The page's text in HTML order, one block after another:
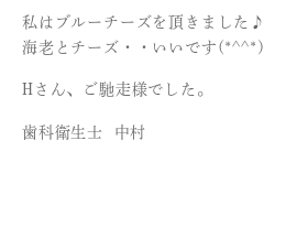
私はブルーチーズを頂きました♪
海老とチーズ・・いいです(*^^*)
Hさん、ご馳走様でした。
歯科衛生士 中村